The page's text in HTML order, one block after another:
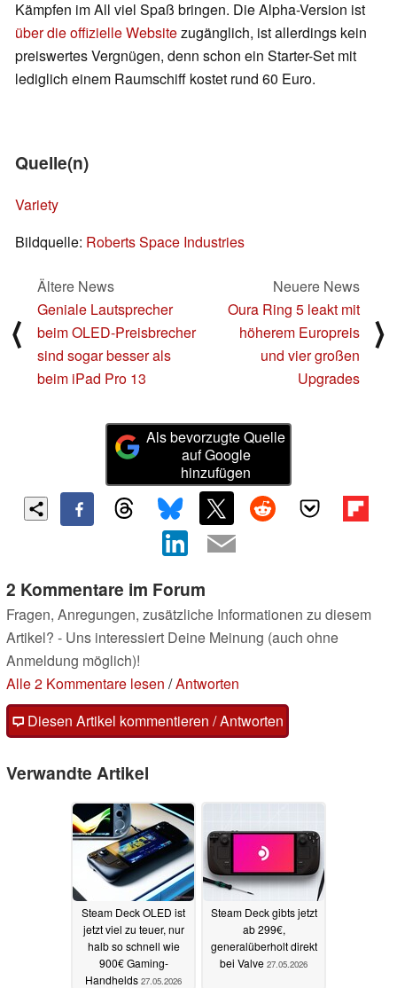
Kämpfen im All viel Spaß bringen. Die Alpha-Version ist
über die offizielle Websitezugänglich, ist allerdings kein
preiswertes Vergnügen, denn schon ein Starter-Set mit
lediglich einem Raumschiff kostet rund 60 Euro.
Quelle(n)
Variety
Bildquelle: Roberts Space Industries
⟨
Ältere News
Geniale Lautsprecher
beim OLED-Preisbrecher
sind sogar besser als
beim iPad Pro 13
Neuere News
Oura Ring 5 leakt mit
höherem Europreis
und vier großen
Upgrades
⟩
Als bevorzugte Quelle
auf Google
hinzufügen
2 Kommentare im Forum
Fragen, Anregungen, zusätzliche Informationen zu diesem
Artikel? - Uns interessiert Deine Meinung (auch ohne
Anmeldung möglich)!
Alle 2 Kommentare lesen /Antworten
Diesen Artikel kommentieren / Antworten
Verwandte Artikel
Steam Deck OLED ist
jetzt viel zu teuer, nur
halb so schnell wie
900€ Gaming-
Handhelds 27.05.2026
Steam Deck gibts jetzt
ab 299€,
generalüberholt direkt
bei Valve 27.05.2026